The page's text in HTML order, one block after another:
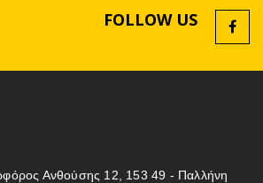
FOLLOW US
Ανθούσης 12, 153 49 - Παλλήνη